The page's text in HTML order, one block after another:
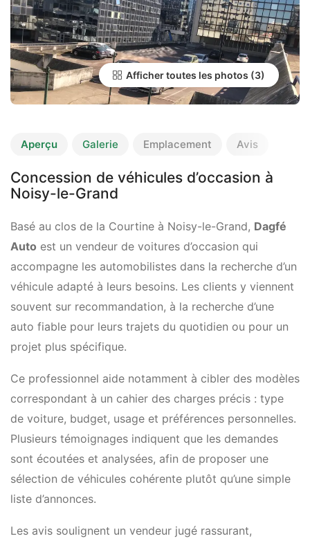
Afficher toutes les photos
Aperçu Galerie Emplacement Avis
Concession de véhicules d’occasion à
Noisy-le-Grand
Basé au clos de la Courtine à Noisy-le-Grand, Dagfé
Auto est un vendeur de voitures d’occasion qui
accompagne les automobilistes dans la recherche d’un
véhicule adapté à leurs besoins. Les clients y viennent
souvent sur recommandation, à la recherche d’une
auto fiable pour leurs trajets du quotidien ou pour un
projet plus spécifique.
Ce professionnel aide notamment à cibler des modèles
correspondant à un cahier des charges précis : type
de voiture, budget, usage et préférences personnelles.
Plusieurs témoignages indiquent que les demandes
sont écoutées et analysées, afin de proposer une
sélection de véhicules cohérente plutôt qu’une simple
liste d’annonces.
Les avis soulignent un vendeur jugé rassurant,